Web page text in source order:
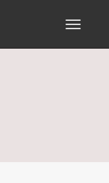
Toggle